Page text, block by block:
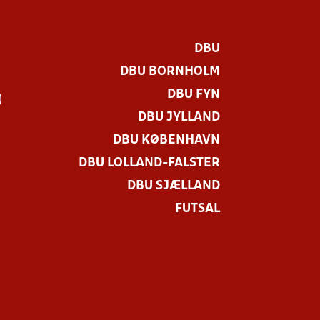
DBU
DBU BORNHOLM
DBU FYN
DBU JYLLAND
DBU KØBENHAVN
DBU LOLLAND-FALSTER
DBU SJÆLLAND
FUTSAL